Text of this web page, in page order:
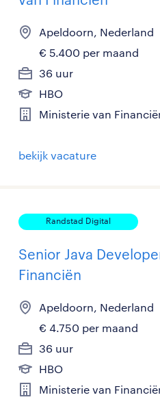
Apeldoorn, Nederland
€ 5.400 per maand
36 uur
HBO
Ministerie van
bekijk vacature
Randstad Digital
Senior Java
Financiën
Apeldoorn, Nederland
€ 4.750 per maand
36 uur
HBO
Ministerie van